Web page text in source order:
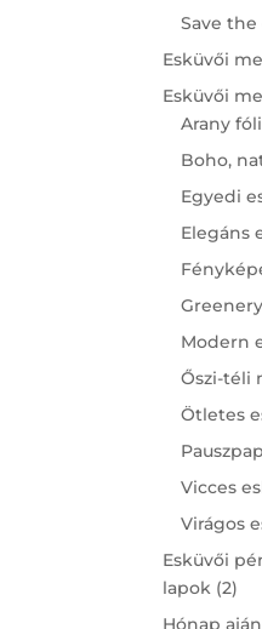
Save
Esküvői
Esküvői
Arany
Boho,
Egyedi
Elegáns
Modern
Őszi-téli
Ötletes
Vicces
Virágos
Esküvői
lapok 22
Hónap